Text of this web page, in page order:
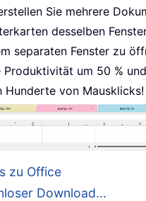
Sie mehrere
desselben
separaten Fenster zu
Produktivität um 50 %
Hunderte von Mausklicks!
zu Office
Download...